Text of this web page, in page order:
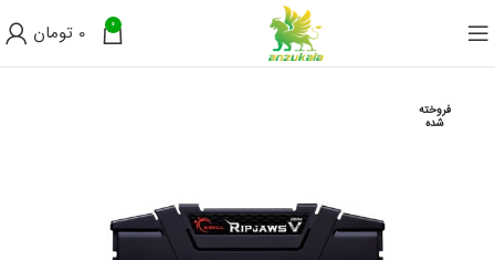
0
0 تومان
فروخته
شده